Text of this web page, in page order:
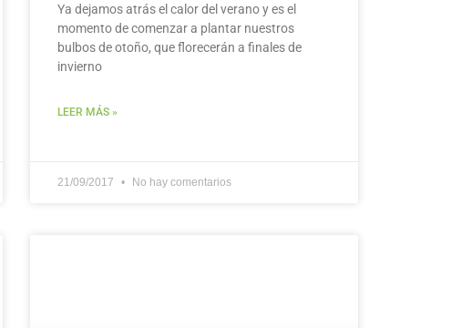
Ya dejamos atrás el calor del verano y es el
momento de comenzar a plantar nuestros
bulbos de otoño, que florecerán a finales de
invierno
LEER MÁS »
21/09/2017 No hay comentarios